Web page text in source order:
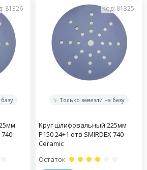
81326
740
Код: 81325
✨ Только завезли на базу
Круг шлифовальный 225мм
Р150 24+1 отв SMIRDEX 740
Ceramic
Остаток